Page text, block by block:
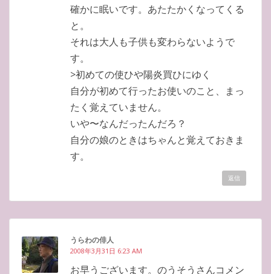
確かに眠いです。あたたかくなってくる
と。
それは大人も子供も変わらないようで
す。
>初めての使ひや陽炎買ひにゆく
自分が初めて行ったお使いのこと、まっ
たく覚えていません。
いや〜なんだったんだろ？
自分の娘のときはちゃんと覚えておきま
す。
返信
うらわの俳人
2008年3月31日 6:23 AM
お早うございます。のうそうさんコメン